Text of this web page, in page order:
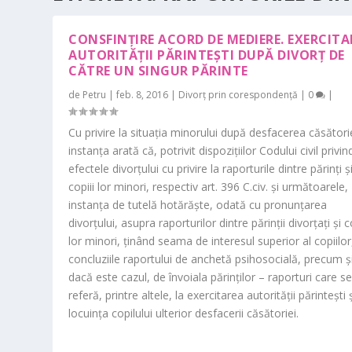
CONSFINȚIRE ACORD DE MEDIERE.
AUTORITĂȚII PĂRINTEȘTI DUPĂ DIVORȚ DE
CĂTRE UN SINGUR PĂRINTE
de Petru |feb. 8, 2016 | Divorț prin corespondență | 0 |
Cu privire la situaţia minorului după desfacerea
instanţa arată că, potrivit dispoziţiilor Codului civil
efectele divorţului cu privire la raporturile dintre părinţi şi
copiii lor minori, respectiv art. 396 C.civ. şi următoarele,
instanţa de tutelă hotărăşte, odată cu pronunţarea
divorţului, asupra raporturilor dintre părinţii divorţaţi şi
lor minori, ţinând seama de interesul superior al
concluziile raportului de anchetă psihosocială, precum
dacă este cazul, de învoiala părinţilor – raporturi care se
referă, printre altele, la exercitarea autorităţii părinteşti
locuinţa copilului ulterior desfacerii căsătoriei.